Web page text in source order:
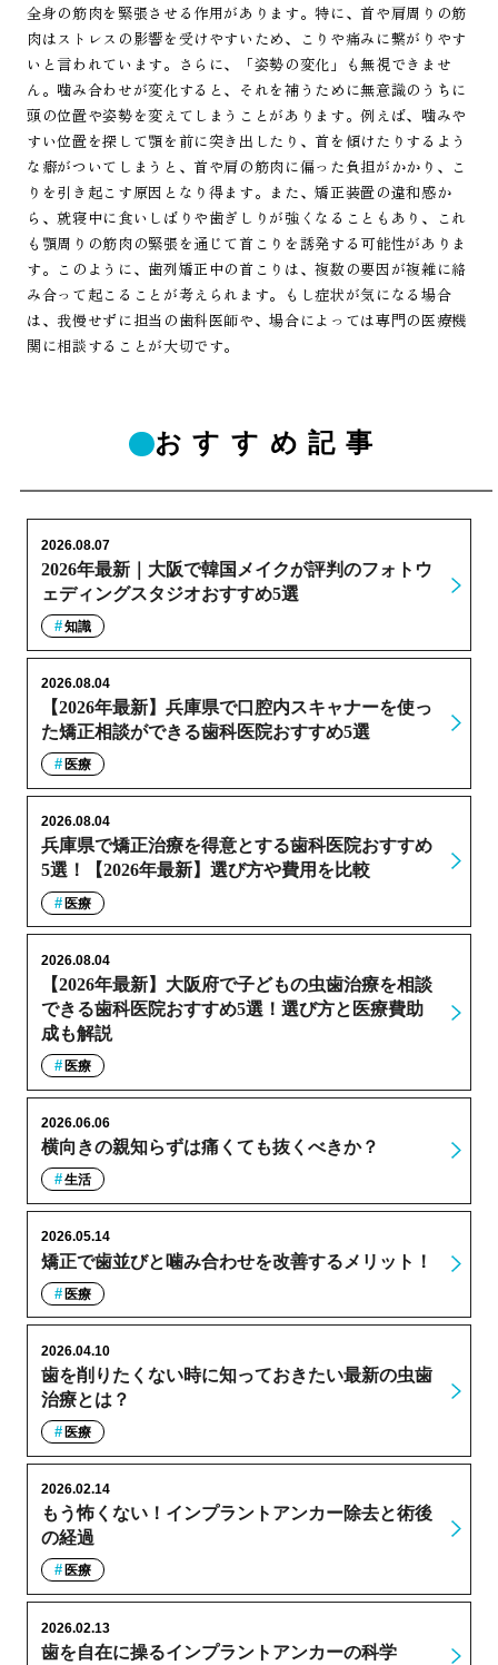
全身の筋肉を緊張させる作用があります。特に、首や肩周りの筋
肉はストレスの影響を受けやすいため、こりや痛みに繋がりやす
いと言われています。さらに、「姿勢の変化」も無視できませ
ん。噛み合わせが変化すると、それを補うために無意識のうちに
頭の位置や姿勢を変えてしまうことがあります。例えば、噛みや
すい位置を探して顎を前に突き出したり、首を傾けたりするよう
な癖がついてしまうと、首や肩の筋肉に偏った負担がかかり、こ
りを引き起こす原因となり得ます。また、矯正装置の違和感か
ら、就寝中に食いしばりや歯ぎしりが強くなることもあり、これ
も顎周りの筋肉の緊張を通じて首こりを誘発する可能性がありま
す。このように、歯列矯正中の首こりは、複数の要因が複雑に絡
み合って起こることが考えられます。もし症状が気になる場合
は、我慢せずに担当の歯科医師や、場合によっては専門の医療機
関に相談することが大切です。
おすすめ記事
2026年最新｜大阪で韓国メイクが評判のフォトウ
ェディングスタジオおすすめ5選
2026.08.07
知識
【2026年最新】兵庫県で口腔内スキャナーを使っ
た矯正相談ができる歯科医院おすすめ5選
2026.08.04
医療
兵庫県で矯正治療を得意とする歯科医院おすすめ
5選！【2026年最新】選び方や費用を比較
2026.08.04
医療
【2026年最新】大阪府で子どもの虫歯治療を相談
できる歯科医院おすすめ5選！選び方と医療費助
成も解説
2026.08.04
医療
横向きの親知らずは痛くても抜くべきか？
2026.06.06
生活
矯正で歯並びと噛み合わせを改善するメリット！
2026.05.14
医療
歯を削りたくない時に知っておきたい最新の虫歯
治療とは？
2026.04.10
医療
もう怖くない！インプラントアンカー除去と術後
の経過
2026.02.14
医療
歯を自在に操るインプラントアンカーの科学
2026.02.13